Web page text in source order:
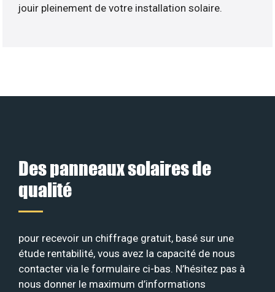
jouir pleinement de votre installation solaire.
Des panneaux solaires de
qualité
pour recevoir un chiffrage gratuit, basé sur une
étude rentabilité, vous avez la capacité de nous
contacter via le formulaire ci-bas. N’hésitez pas à
nous donner le maximum d’informations